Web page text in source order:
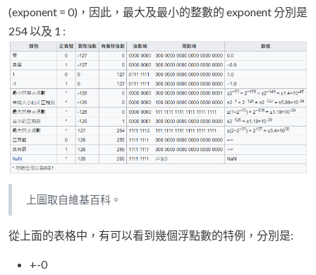
(exponent = 0)，因此，最大及最小的整數的 exponent 分別是
254 以及 1 :
上圖取自維基百科。
從上面的表格中，有可以看到幾個浮點數的特例，分別是:
+-0